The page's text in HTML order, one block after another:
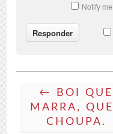
Notify
← BOI QUE
MARRA,
CHOUPA.